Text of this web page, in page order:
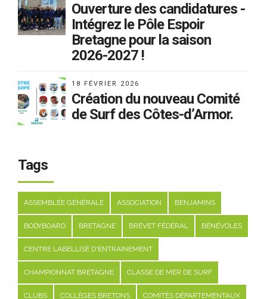
Ouverture des candidatures -
Intégrez le Pôle Espoir
Bretagne pour la saison
2026-2027 !
18 FÉVRIER 2026
Création du nouveau Comité
de Surf des Côtes-d’Armor.
Tags
ASSEMBLÉE GÉNÉRALE ASSOCIATION BENJAMINS
BODYBOARD BRETAGNE BREVET FÉDÉRAL BÉNÉVOLES
CENTRE LABELLISÉ D'ENTRAINEMENT
CHAMPIONNAT BRETAGNE CLASSE DE MER DE SURF
CLUBS COLLÈGES BRETONS COMITÉS DÉPARTEMENTAUX